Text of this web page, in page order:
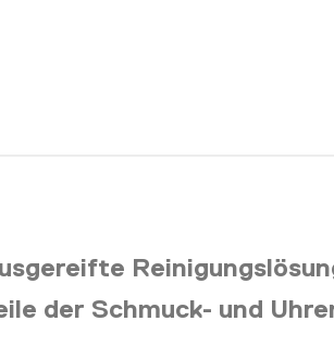
der Schmuck- und